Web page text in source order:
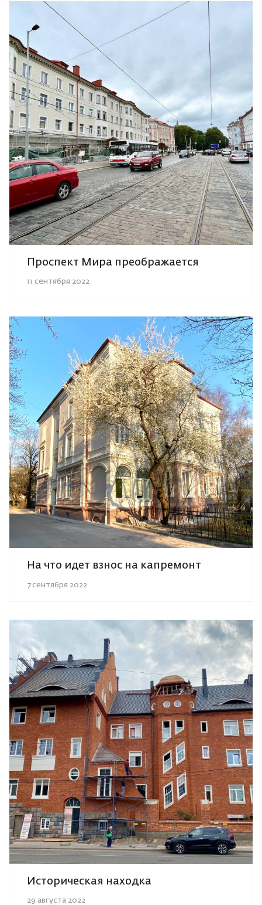
Проспект Мира преображается
11 сентября 2022
На что идет взнос на капремонт
7 сентября 2022
Историческая находка
29 августа 2022